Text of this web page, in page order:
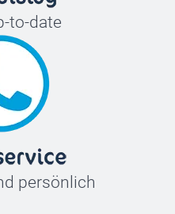
to-date
persönlich